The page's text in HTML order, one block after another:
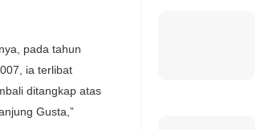
pada tahun
ia terlibat
ditangkap atas
Gusta,”